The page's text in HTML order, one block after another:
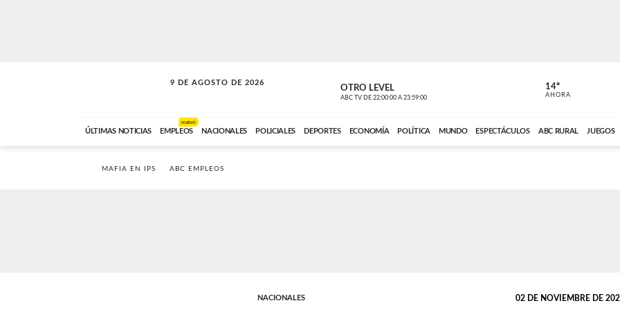
9 DE AGOSTO DE 2026
SOLO MÚSICA OTRO LEVEL
ABC TV DE 22:00:00 A 23:59:00 ABC CARDINAL
14º
AHORA
ÚLTIMAS NOTICIAS EMPLEOS
NUEVO
NACIONALES POLICIALES DEPORTES ECONOMÍA POLÍTICA MUNDO ESPECTÁCULOS ABC RURAL JUEGOS
MAFIA EN IPS ABC EMPLEOS
NACIONALES 02 DE NOVIEMBRE DE